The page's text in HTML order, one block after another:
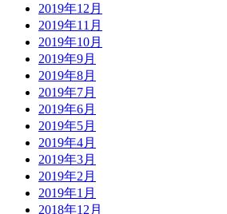
2019年12月
2019年11月
2019年10月
2019年9月
2019年8月
2019年7月
2019年6月
2019年5月
2019年4月
2019年3月
2019年2月
2019年1月
2018年12月